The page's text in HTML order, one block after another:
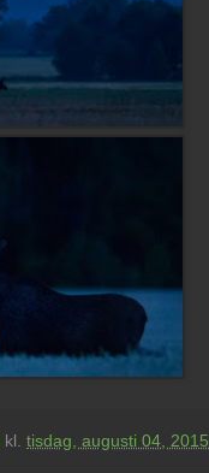
kl. tisdag, augusti 04, 2015